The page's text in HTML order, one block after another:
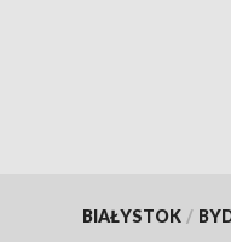
BIAŁYSTOK /